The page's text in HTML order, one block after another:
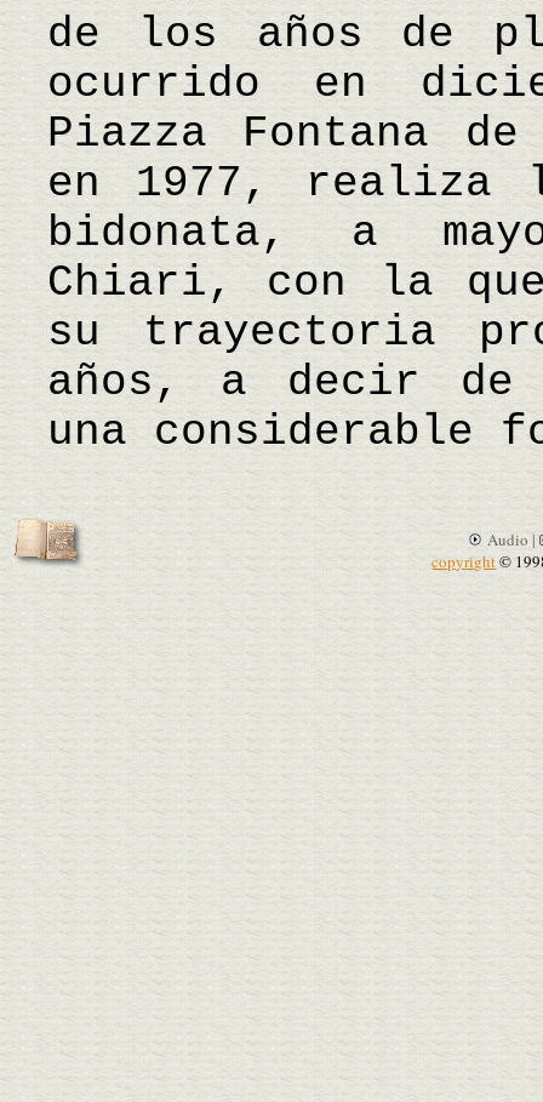
de los años de
ocurrido en
Piazza Fontana
en 1977, realiza
bidonata, a
Chiari, con la
su trayectoria
años, a decir de
una considerable
Audio |
copyright©